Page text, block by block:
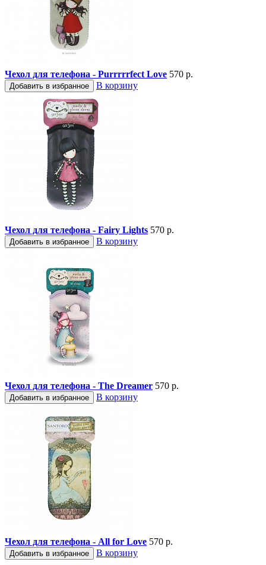
Чехол для телефона - Purrrrrfect Love 570 р.
Добавить в избранное В корзину
Чехол для телефона - Fairy Lights 570 р.
Добавить в избранное В корзину
Чехол для телефона - The Dreamer 570 р.
Добавить в избранное В корзину
Чехол для телефона - All for Love 570 р.
Добавить в избранное В корзину